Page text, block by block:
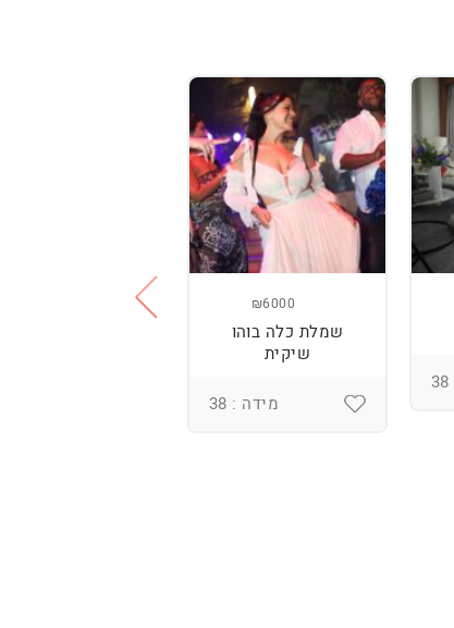
₪6000
שמלת כלה בוהו
שיקית
מידה : 38